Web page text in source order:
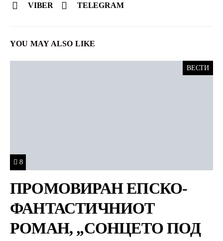
VIBER
TELEGRAM
YOU MAY ALSO LIKE
ВЕСТИ
8
ПРОМОВИРАН ЕПСКО-
ФАНТАСТИЧНИОТ
РОМАН, „СОНЦЕТО ПОД